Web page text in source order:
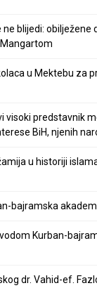
blijedi: obilježene
u Mektebu za
visoki predstavnik
BiH, njenih
u historiji
bajramska
Kurban-
dr. Vahid-ef.